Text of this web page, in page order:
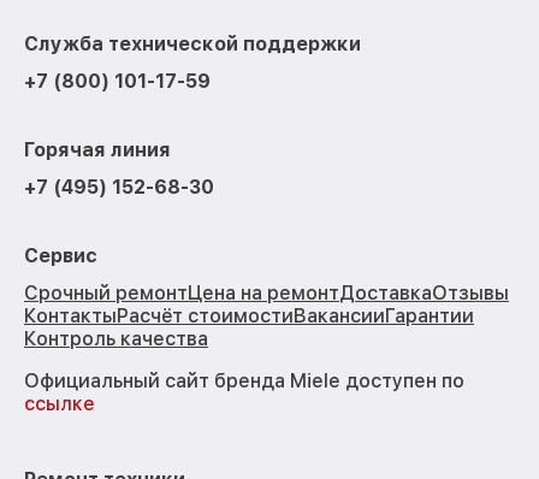
Служба технической поддержки
+7 (800) 101-17-59
Горячая линия
+7 (495) 152-68-30
Сервис
Срочный ремонтЦена на ремонтДоставкаОтзывы
КонтактыРасчёт стоимостиВакансииГарантии
Контроль качества
Официальный сайт бренда Miele доступен по
ссылке